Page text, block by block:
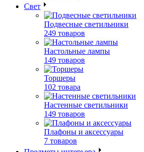
Свет
Подвесные светильники
249 товаров
Настольные лампы
149 товаров
Торшеры
102 товара
Настенные светильники
149 товаров
Плафоны и аксессуары
7 товаров